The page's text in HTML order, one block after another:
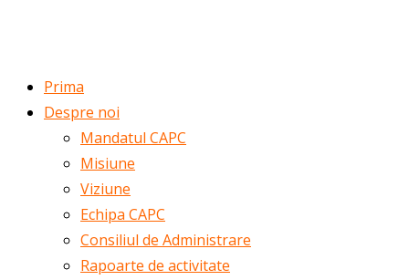
Prima
Despre noi
Mandatul CAPC
Misiune
Viziune
Echipa CAPC
Consiliul de Administrare
Rapoarte de activitate